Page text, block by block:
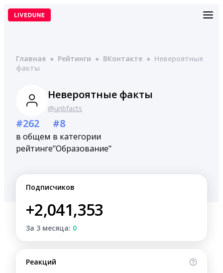
Перейти
Главная ● Рейтинги ● ВКонтакте ● Невероятные
факты
Невероятные факты
@unbfacts
#262
в общем
рейтинге
#8
в категории
"Образование"
Подписчиков
+2,041,353
За 3 месяца: 0
Реакций